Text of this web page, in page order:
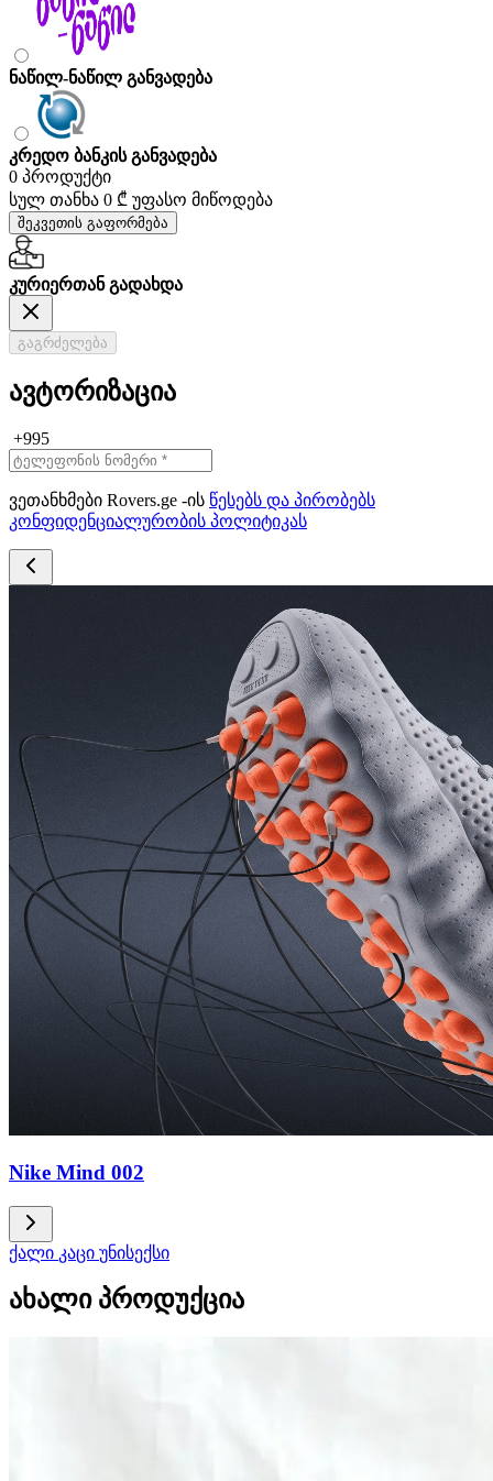
ნაწილ-ნაწილ განვადება
კრედო ბანკის განვადება
0 პროდუქტი
სულ თანხა 0 ₾ უფასო მიწოდება
შეკვეთის გაფორმება
კურიერთან გადახდა
გაგრძელება
ავტორიზაცია
+995
ვეთანხმები Rovers.ge -ის წესებს და პირობებს
კონფიდენციალურობის პოლიტიკას
Nike Mind 002
ქალი კაცი უნისექსი
ახალი პროდუქცია